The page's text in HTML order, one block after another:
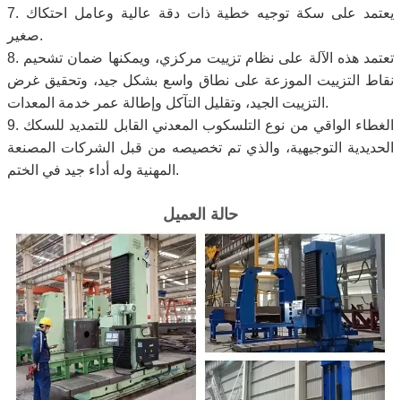
7. يعتمد على سكة توجيه خطية ذات دقة عالية وعامل احتكاك
صغير.
8. تعتمد هذه الآلة على نظام تزييت مركزي، ويمكنها ضمان تشحيم
نقاط التزييت الموزعة على نطاق واسع بشكل جيد، وتحقيق غرض
التزييت الجيد، وتقليل التآكل وإطالة عمر خدمة المعدات.
9. الغطاء الواقي من نوع التلسكوب المعدني القابل للتمديد للسكك
الحديدية التوجيهية، والذي تم تخصيصه من قبل الشركات المصنعة
المهنية وله أداء جيد في الختم.
حالة العميل